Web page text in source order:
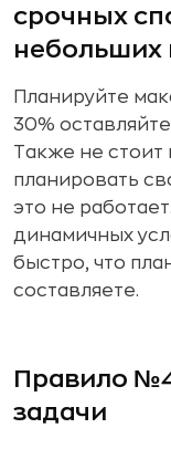
срочных
небольших
Планируйте
30%
Также не стоит
планировать
это не
динамичных
быстро, что
составляете.
Правило
задачи